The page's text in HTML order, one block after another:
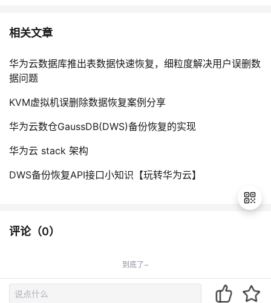
相关文章
华为云数据库推出表数据快速恢复，细粒度解决用户误删数
据问题
KVM虚拟机误删除数据恢复案例分享
华为云数仓GaussDB(DWS)备份恢复的实现
华为云 stack 架构
DWS备份恢复API接口小知识【玩转华为云】
评论（0）
到底了~